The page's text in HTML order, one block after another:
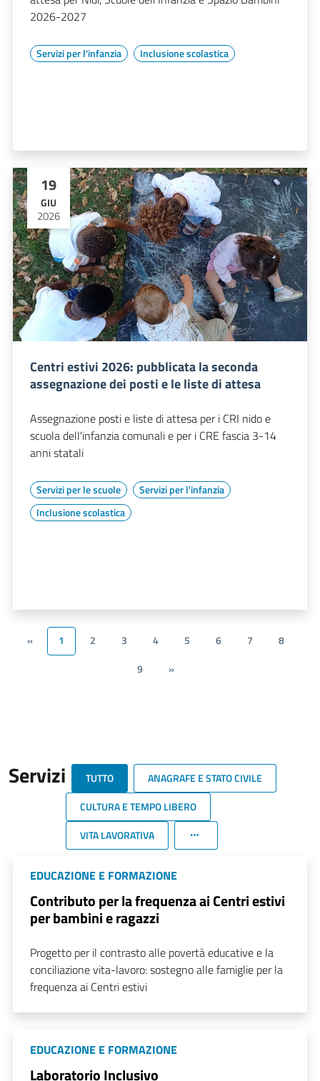
2026-2027
Servizi per l'infanzia Inclusione scolastica
19
GIU
2026
Centri estivi 2026: pubblicata la seconda
assegnazione dei posti e le liste di attesa
Assegnazione posti e liste di attesa per i CRI nido e
scuola dell'infanzia comunali e per i CRE fascia 3-14
anni statali
Servizi per le scuole
Servizi per l'infanzia
Inclusione scolastica
« 1 2 3 4 5 6 7
8
9
»
Servizi TUTTO
ANAGRAFE E STATO CIVILE
CULTURA E TEMPO LIBERO
VITA LAVORATIVA
EDUCAZIONE E FORMAZIONE
Contributo per la frequenza ai Centri estivi
per bambini e ragazzi
Progetto per il contrasto alle povertà educative e la
conciliazione vita-lavoro: sostegno alle famiglie per la
frequenza ai Centri estivi
EDUCAZIONE E FORMAZIONE
Laboratorio Inclusivo